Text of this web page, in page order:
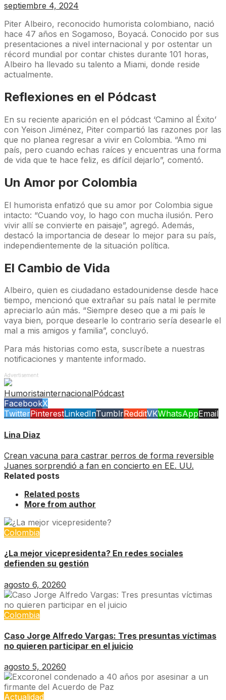
septiembre 4, 2024
Piter Albeiro, reconocido humorista colombiano, nació
hace 47 años en Sogamoso, Boyacá. Conocido por sus
presentaciones a nivel internacional y por ostentar un
récord mundial por contar chistes durante 101 horas,
Albeiro ha llevado su talento a Miami, donde reside
actualmente.
Reflexiones en el Pódcast
En su reciente aparición en el pódcast ‘Camino al Éxito’
con Yeison Jiménez, Piter compartió las razones por las
que no planea regresar a vivir en Colombia. “Amo mi
país, pero cuando echas raíces y encuentras una forma
de vida que te hace feliz, es difícil dejarlo”, comentó.
Un Amor por Colombia
El humorista enfatizó que su amor por Colombia sigue
intacto: “Cuando voy, lo hago con mucha ilusión. Pero
vivir allí se convierte en paisaje”, agregó. Además,
destacó la importancia de desear lo mejor para su país,
independientemente de la situación política.
El Cambio de Vida
Albeiro, quien es ciudadano estadounidense desde hace
tiempo, mencionó que extrañar su país natal le permite
apreciarlo aún más. “Siempre deseo que a mi país le
vaya bien, porque desearle lo contrario sería desearle el
mal a mis amigos y familia”, concluyó.
Para más historias como esta, suscríbete a nuestras
notificaciones y mantente informado.
Advertisement
HumoristainternacionalPódcast
FacebookX
TwitterPinterestLinkedInTumblrRedditVKWhatsAppEmail
Lina Diaz
Crean vacuna para castrar perros de forma reversible
Juanes sorprendió a fan en concierto en EE. UU.
Related posts
Related posts
More from author
Colombia
¿La mejor vicepresidenta? En redes sociales
defienden su gestión
agosto 6, 20260
Colombia
Caso Jorge Alfredo Vargas: Tres presuntas víctimas
no quieren participar en el juicio
agosto 5, 20260
Actualidad